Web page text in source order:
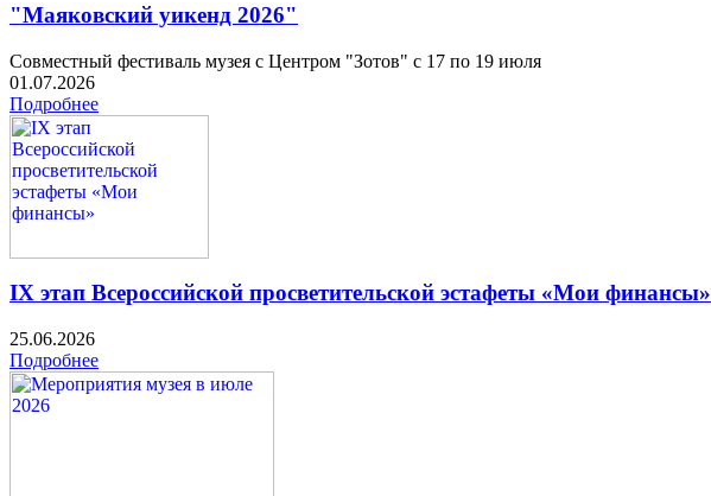
"Маяковский уикенд 2026"
Совместный фестиваль музея с Центром "Зотов" с 17 по 19 июля
01.07.2026
Подробнее
IX этап Всероссийской просветительской эстафеты «Мои финансы»
25.06.2026
Подробнее